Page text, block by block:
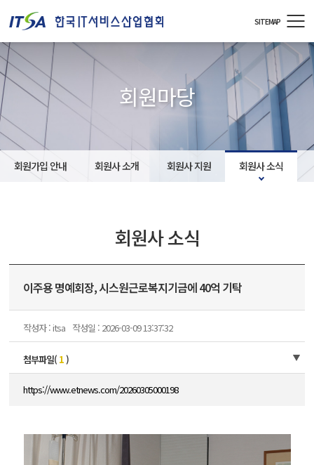
SITEMAP
회원마당
회원가입 안내 회원사 소개 회원사 지원 회원사 소식
회원사 소식
이주용 명예회장, 시스원근로복지기금에 40억 기탁
작성자 : itsa 작성일 : 2026-03-09 13:37:32
첨부파일( 1 )
https://www.etnews.com/20260305000198